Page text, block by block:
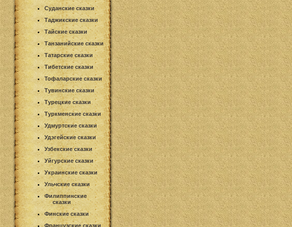
Суданские сказки
Таджикские сказки
Тайские сказки
Танзанийские сказки
Татарские сказки
Тибетские сказки
Тофаларские сказки
Тувинские сказки
Турецкие сказки
Туркменские сказки
Удмуртские сказки
Удэгейские сказки
Узбекские сказки
Уйгурские сказки
Украинские сказки
Ульчские сказки
Филиппинские
сказки
Финские сказки
Французские сказки